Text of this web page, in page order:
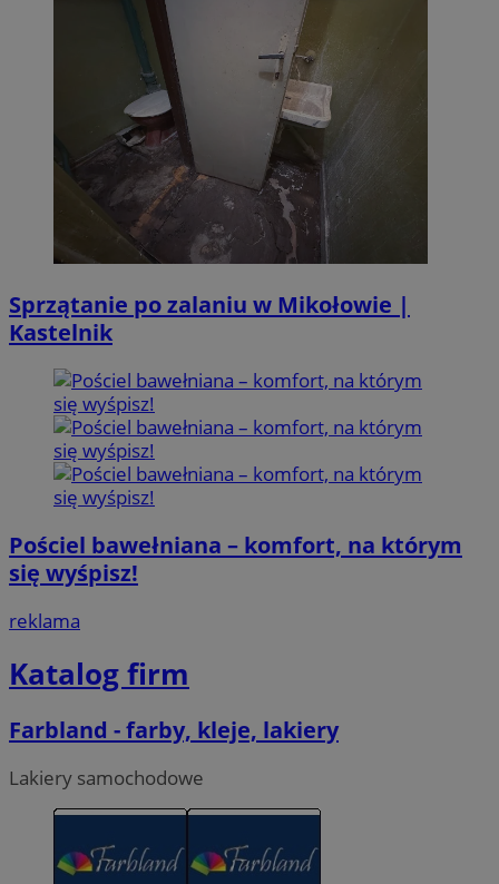
Sprzątanie po zalaniu w Mikołowie |
Kastelnik
Pościel bawełniana – komfort, na którym
się wyśpisz!
reklama
Katalog firm
Farbland - farby, kleje, lakiery
Lakiery samochodowe